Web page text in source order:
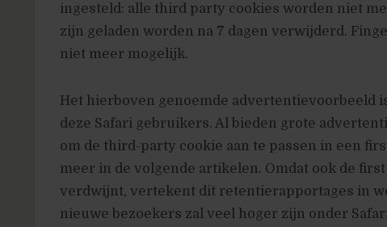
ingesteld: alle third party cookies worden niet
zijn geladen worden na 7 dagen verwijderd.
niet meer mogelijk.
Het hierboven genoemde advertentievoorbeeld
deze Safari gebruikers. Al bieden grote
om de third-party cookie aan te passen in een
meer in de volgende artikelen. Omdat ook de
verdwijnt, vertekent dit retentierapportages in
nieuwe bezoekers zal veel hoger zijn onder